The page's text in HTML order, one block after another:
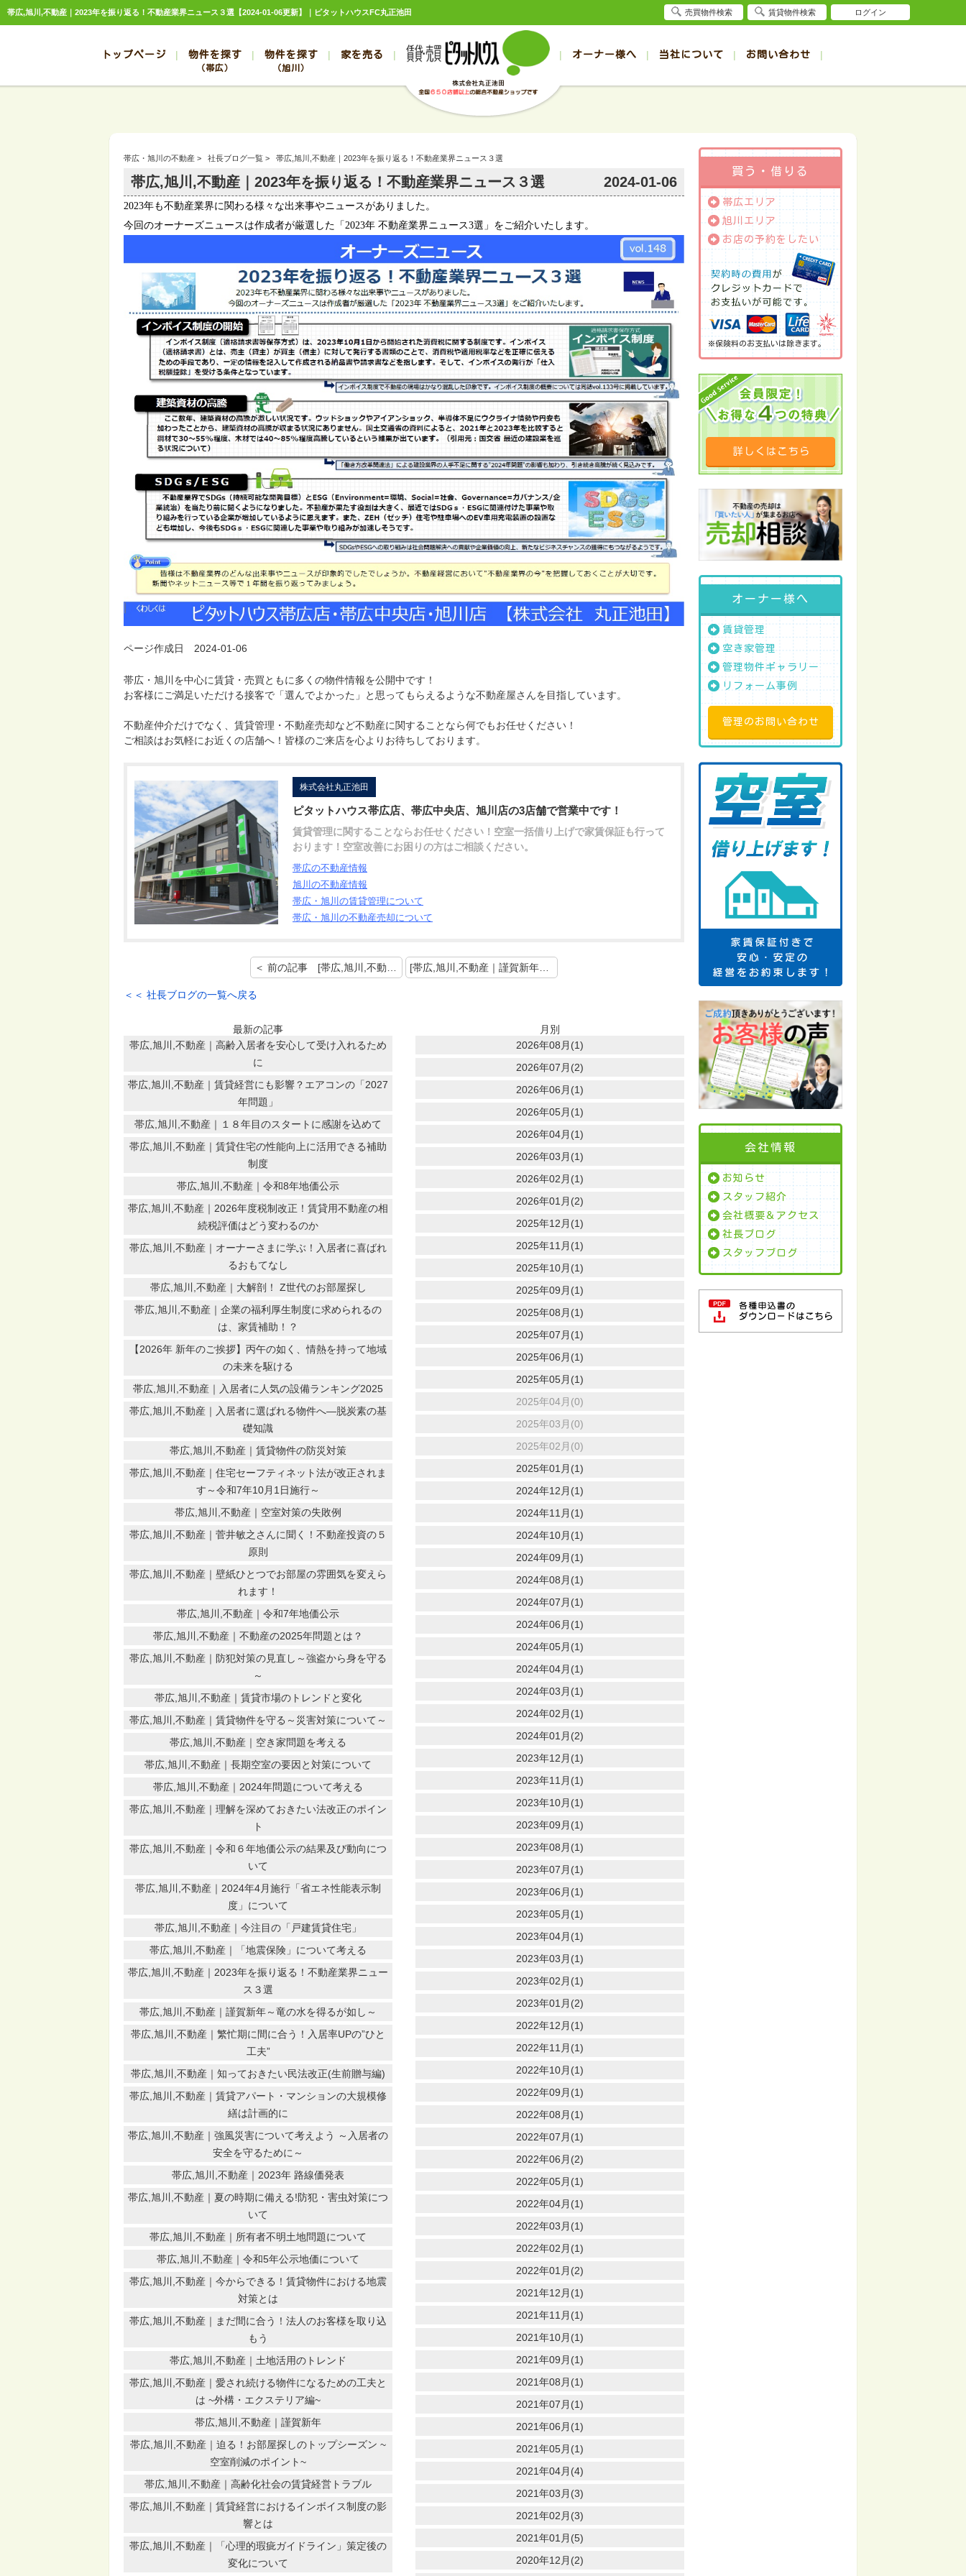
帯広,旭川,不動産｜2023年を振り返る！不動産業界ニュース３選【2024-01-06更新】｜ピタットハウスFC丸正池田
トップページ 物件を探す
（帯広）
売買
帯広の土地
帯広の中古マンション
帯広の3000万～4000万円
帯広の4000万以上
帯広の賃貸一戸建て
帯広の1DK～1LDK賃貸
帯広の2K～2LDK賃貸
帯広の3K～3LDK賃貸
帯広の4K以上賃貸
物件を探す
（旭川）
売買
旭川の土地
旭川の中古マンション
旭川の3000万～4000万円
旭川の4000万以上
旭川の賃貸一戸建て
旭川の1DK～1LDK賃貸
旭川の2K～2LDK賃貸
旭川の3K～3LDK賃貸
旭川の4K以上賃貸
家を売る オーナー様へ 当社について
スタッフブログ お客様の声
お問い合わせ
売却のお問合せ 入居者様ページ
帯広・旭川の不動産 > 社長ブログ一覧 > 帯広,旭川,不動産｜2023年を振り返る！不動産業界ニュース３選
帯広,旭川,不動産｜2023年を振り返る！不動産業界ニュース３選 2024-01-06
2023年も不動産業界に関わる様々な出来事やニュースがありました。
今回のオーナーズニュースは作成者が厳選した「 2023年 不動産業界ニュース3選」をご紹介いたします。
ページ作成日 2024-01-06
帯広・旭川を中心に賃貸・売買ともに多くの物件情報を公開中です！
お客様にご満足いただける接客で「選んでよかった」と思ってもらえるような不動産屋さんを目指しています。
不動産仲介だけでなく、賃貸管理・不動産売却など不動産に関することなら何でもお任せください！
ご相談はお気軽にお近くの店舗へ！皆様のご来店を心よりお待ちしております。
株式会社丸正池田
ピタットハウス帯広店、帯広中央店、旭川店の3店舗で営業中です！
賃貸管理に関することならお任せください！空室一括借り上げで家賃保証も行って
おります！空室改善にお困りの方はご相談ください。
帯広の不動産情報
旭川の不動産情報
帯広・旭川の賃貸管理について
帯広・旭川の不動産売却について
＜＜ 社長ブログの一覧へ戻る
最新の記事
帯広,旭川,不動産｜高齢入居者を安心して受け入れるため
に
帯広,旭川,不動産｜賃貸経営にも影響？エアコンの「2027
年問題」
帯広,旭川,不動産｜１８年目のスタートに感謝を込めて
帯広,旭川,不動産｜賃貸住宅の性能向上に活用できる補助
制度
帯広,旭川,不動産｜令和8年地価公示
帯広,旭川,不動産｜2026年度税制改正！賃貸用不動産の相
続税評価はどう変わるのか
帯広,旭川,不動産｜オーナーさまに学ぶ！入居者に喜ばれ
るおもてなし
帯広,旭川,不動産｜大解剖！ Z世代のお部屋探し
帯広,旭川,不動産｜企業の福利厚生制度に求められるの
は、家賃補助！？
【2026年 新年のご挨拶】丙午の如く、情熱を持って地域
の未来を駆ける
帯広,旭川,不動産｜入居者に人気の設備ランキング2025
帯広,旭川,不動産｜入居者に選ばれる物件へ―脱炭素の基
礎知識
帯広,旭川,不動産｜賃貸物件の防災対策
帯広,旭川,不動産｜住宅セーフティネット法が改正されま
す～令和7年10月1日施行～
帯広,旭川,不動産｜空室対策の失敗例
帯広,旭川,不動産｜菅井敏之さんに聞く！不動産投資の５
原則
帯広,旭川,不動産｜壁紙ひとつでお部屋の雰囲気を変えら
れます！
帯広,旭川,不動産｜令和7年地価公示
帯広,旭川,不動産｜不動産の2025年問題とは？
帯広,旭川,不動産｜防犯対策の見直し～強盗から身を守る
～
帯広,旭川,不動産｜賃貸市場のトレンドと変化
帯広,旭川,不動産｜賃貸物件を守る～災害対策について～
帯広,旭川,不動産｜空き家問題を考える
帯広,旭川,不動産｜長期空室の要因と対策について
帯広,旭川,不動産｜2024年問題について考える
帯広,旭川,不動産｜理解を深めておきたい法改正のポイン
ト
帯広,旭川,不動産｜令和６年地価公示の結果及び動向につ
いて
帯広,旭川,不動産｜2024年4月施行「省エネ性能表示制
度」について
帯広,旭川,不動産｜今注目の「戸建賃貸住宅」
帯広,旭川,不動産｜「地震保険」について考える
帯広,旭川,不動産｜2023年を振り返る！不動産業界ニュー
ス３選
帯広,旭川,不動産｜謹賀新年～竜の水を得るが如し～
帯広,旭川,不動産｜繁忙期に間に合う！入居率UPの”ひと
工夫”
帯広,旭川,不動産｜知っておきたい民法改正(生前贈与編)
帯広,旭川,不動産｜賃貸アパート・マンションの大規模修
繕は計画的に
帯広,旭川,不動産｜強風災害について考えよう ～入居者の
安全を守るために～
帯広,旭川,不動産｜2023年 路線価発表
帯広,旭川,不動産｜夏の時期に備える!防犯・害虫対策につ
いて
帯広,旭川,不動産｜所有者不明土地問題について
帯広,旭川,不動産｜令和5年公示地価について
帯広,旭川,不動産｜今からできる！賃貸物件における地震
対策とは
帯広,旭川,不動産｜まだ間に合う！法人のお客様を取り込
もう
帯広,旭川,不動産｜土地活用のトレンド
帯広,旭川,不動産｜愛され続ける物件になるための工夫と
は ~外構・エクステリア編~
帯広,旭川,不動産｜謹賀新年
帯広,旭川,不動産｜迫る！お部屋探しのトップシーズン ~
空室削減のポイント~
帯広,旭川,不動産｜高齢化社会の賃貸経営トラブル
帯広,旭川,不動産｜賃貸経営におけるインボイス制度の影
響とは
帯広,旭川,不動産｜「心理的瑕疵ガイドライン」策定後の
変化について
月別
2026年08月(1)
2026年07月(2)
2026年06月(1)
2026年05月(1)
2026年04月(1)
2026年03月(1)
2026年02月(1)
2026年01月(2)
2025年12月(1)
2025年11月(1)
2025年10月(1)
2025年09月(1)
2025年08月(1)
2025年07月(1)
2025年06月(1)
2025年05月(1)
2025年04月(0)
2025年03月(0)
2025年02月(0)
2025年01月(1)
2024年12月(1)
2024年11月(1)
2024年10月(1)
2024年09月(1)
2024年08月(1)
2024年07月(1)
2024年06月(1)
2024年05月(1)
2024年04月(1)
2024年03月(1)
2024年02月(1)
2024年01月(2)
2023年12月(1)
2023年11月(1)
2023年10月(1)
2023年09月(1)
2023年08月(1)
2023年07月(1)
2023年06月(1)
2023年05月(1)
2023年04月(1)
2023年03月(1)
2023年02月(1)
2023年01月(2)
2022年12月(1)
2022年11月(1)
2022年10月(1)
2022年09月(1)
2022年08月(1)
2022年07月(1)
2022年06月(2)
2022年05月(1)
2022年04月(1)
2022年03月(1)
2022年02月(1)
2022年01月(2)
2021年12月(1)
2021年11月(1)
2021年10月(1)
2021年09月(1)
2021年08月(1)
2021年07月(1)
2021年06月(1)
2021年05月(1)
2021年04月(4)
2021年03月(3)
2021年02月(3)
2021年01月(5)
2020年12月(2)
買う・借りる
帯広エリア
旭川エリア
お店の予約をしたい
※保険料のお支払いは除きます。
オーナー様へ
賃貸管理
空き家管理
管理物件ギャラリー
リフォーム事例
管理のお問い合わせ
会社情報
お知らせ
スタッフ紹介
会社概要＆アクセス
社長ブログ
スタッフブログ
売買物件検索 賃貸物件検索 ログイン